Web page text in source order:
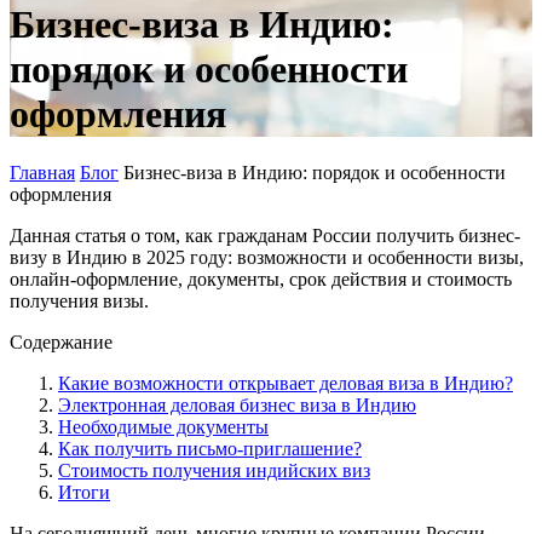
Бизнес-виза в Индию:
порядок и особенности
оформления
Главная Блог Бизнес-виза в Индию: порядок и особенности
оформления
Данная статья о том, как гражданам России получить бизнес-
визу в Индию в 2025 году: возможности и особенности визы,
онлайн-оформление, документы, срок действия и стоимость
получения визы.
Содержание
Какие возможности открывает деловая виза в Индию?
Электронная деловая бизнес виза в Индию
Необходимые документы
Как получить письмо-приглашение?
Стоимость получения индийских виз
Итоги